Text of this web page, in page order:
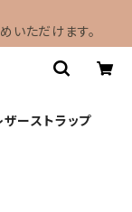
いただけます。
ザーストラップ